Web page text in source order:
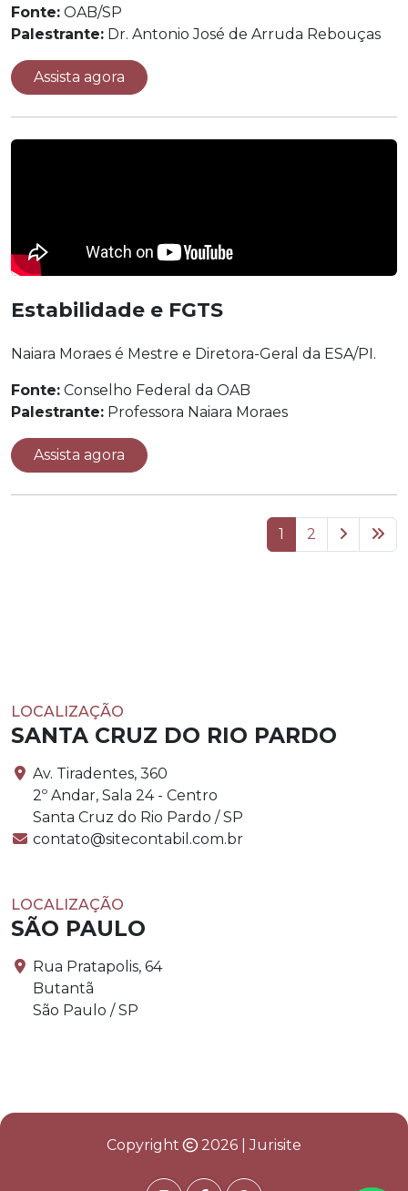
Fonte: OAB/SP
Palestrante: Dr. Antonio José de Arruda Rebouças
Assista agora
Estabilidade e FGTS
Naiara Moraes é Mestre e Diretora-Geral da ESA/PI.
Fonte: Conselho Federal da OAB
Palestrante: Professora Naiara Moraes
Assista agora
1 2
LOCALIZAÇÃO
SANTA CRUZ DO RIO PARDO
Av. Tiradentes, 360
2º Andar, Sala 24 - Centro
Santa Cruz do Rio Pardo / SP
contato@sitecontabil.com.br
LOCALIZAÇÃO
SÃO PAULO
Rua Pratapolis, 64
Butantã
São Paulo / SP
Copyright 2026 | Jurisite